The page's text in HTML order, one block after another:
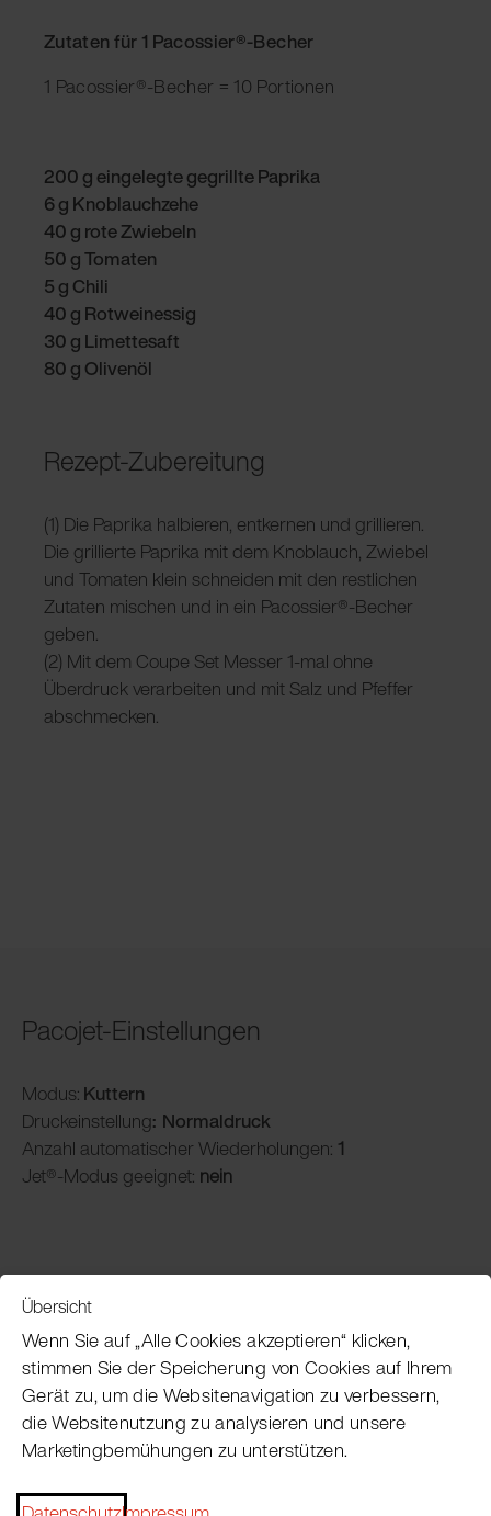
Zutaten für 1 Pacossier®-Becher
1 Pacossier®-Becher = 10 Portionen
200 g eingelegte gegrillte Paprika
6 g Knoblauchzehe
40 g rote Zwiebeln
50 g Tomaten
5 g Chili
40 g Rotweinessig
30 g Limettesaft
80 g Olivenöl
Rezept-Zubereitung
(1) Die Paprika halbieren, entkernen und grillieren.
Die grillierte Paprika mit dem Knoblauch, Zwiebel
und Tomaten klein schneiden mit den restlichen
Zutaten mischen und in ein Pacossier®-Becher
geben.
(2) Mit dem Coupe Set Messer 1-mal ohne
Überdruck verarbeiten und mit Salz und Pfeffer
abschmecken.
Pacojet-Einstellungen
Modus: Kuttern
Druckeinstellung: Normaldruck
Anzahl automatischer Wiederholungen: 1
Jet®-Modus geeignet: nein
Pacojet Newsletter
Möchten Sie regelmäßig über Neuigkeiten,
Übersicht
Wenn Sie auf „Alle Cookies akzeptieren“ klicken,
stimmen Sie der Speicherung von Cookies auf Ihrem
Gerät zu, um die Websitenavigation zu verbessern,
die Websitenutzung zu analysieren und unsere
Marketingbemühungen zu unterstützen.